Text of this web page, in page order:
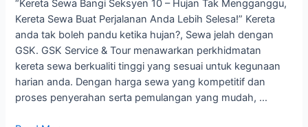
“Kereta Sewa Bangi Seksyen 10 – Hujan Tak Mengganggu,
Kereta Sewa Buat Perjalanan Anda Lebih Selesa!” Kereta
anda tak boleh pandu ketika hujan?, Sewa jelah dengan
GSK. GSK Service & Tour menawarkan perkhidmatan
kereta sewa berkualiti tinggi yang sesuai untuk kegunaan
harian anda. Dengan harga sewa yang kompetitif dan
proses penyerahan serta pemulangan yang mudah, …